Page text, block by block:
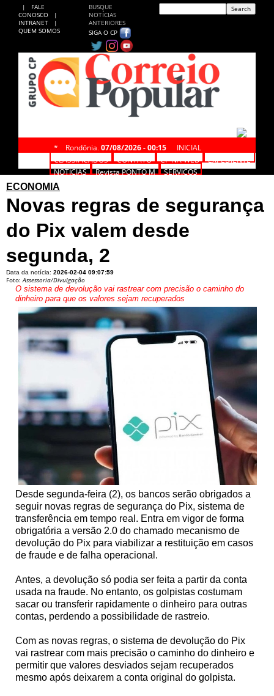
|
FALE
CONOSCO
|
INTRANET
|
QUEM SOMOS
BUSQUE
NOTÍCIAS
ANTERIORES
SIGA O CP
* Rondônia, 07/08/2026 - 00:15
INICIAL
CLASSIFICADOS
CONTATO CP NA WEB
EXPEDIENTE
NOTÍCIAS
Revista PONTO M
SERVIÇOS
ECONOMIA
Novas regras de segurança
do Pix valem desde
segunda, 2
Data da notícia: 2026-02-04 09:07:59
Foto:Assessoria/Divulgação
O sistema de devolução vai rastrear com precisão o caminho do
dinheiro para que os valores sejam recuperados
Desde segunda-feira (2), os bancos serão obrigados a
seguir novas regras de segurança do Pix, sistema de
transferência em tempo real. Entra em vigor de forma
obrigatória a versão 2.0 do chamado mecanismo de
devolução do Pix para viabilizar a restituição em casos
de fraude e de falha operacional.
Antes, a devolução só podia ser feita a partir da conta
usada na fraude. No entanto, os golpistas costumam
sacar ou transferir rapidamente o dinheiro para outras
contas, perdendo a possibilidade de rastreio.
Com as novas regras, o sistema de devolução do Pix
vai rastrear com mais precisão o caminho do dinheiro e
permitir que valores desviados sejam recuperados
mesmo após deixarem a conta original do golpista.